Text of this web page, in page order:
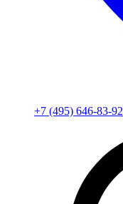
+7 (495) 646-83-92